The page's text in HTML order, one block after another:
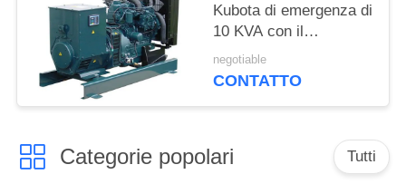
Kubota di emergenza di
10 KVA con il
governatore elettrico
negotiable
CONTATTO
Categorie popolari Tutti